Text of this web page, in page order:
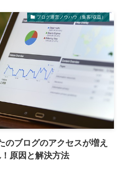
ブログ運営ノウハウ（集客/収益）
のブログのアクセスが増え
原因と解決方法